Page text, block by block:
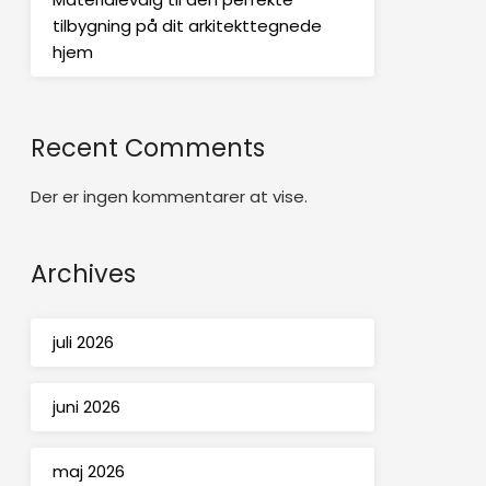
tilbygning på dit arkitekttegnede
hjem
Recent Comments
Der er ingen kommentarer at vise.
Archives
juli 2026
juni 2026
maj 2026